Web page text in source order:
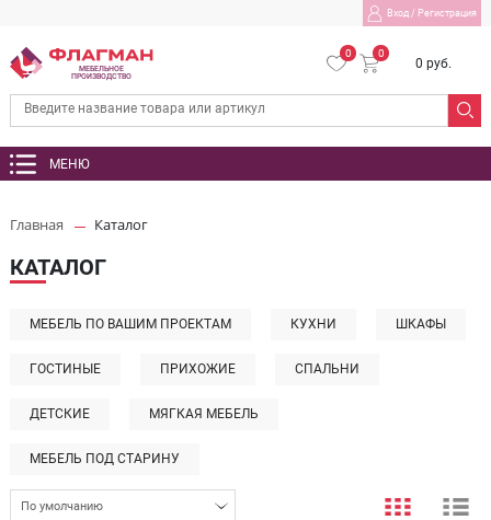
Вход/ Регистрация
МЕБЕЛЬНОЕ
ПРОИЗВОДСТВО
0 0
0 руб.
МЕНЮ
Главная Каталог
КАТАЛОГ
МЕБЕЛЬ ПО ВАШИМ ПРОЕКТАМ КУХНИ ШКАФЫ
ГОСТИНЫЕ ПРИХОЖИЕ СПАЛЬНИ
ДЕТСКИЕ МЯГКАЯ МЕБЕЛЬ
МЕБЕЛЬ ПОД СТАРИНУ
По умолчанию